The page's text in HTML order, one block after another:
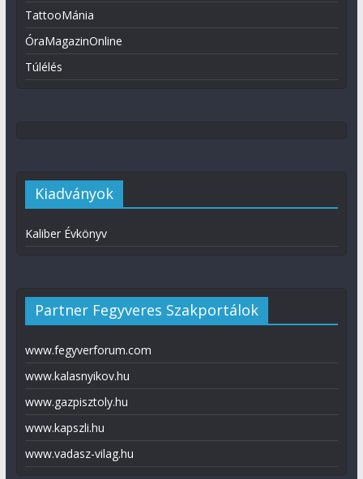
TattooMánia
ÓraMagazinOnline
Túlélés
Kiadványok
Kaliber Évkönyv
Partner Fegyveres Szakportálok
www.fegyverforum.com
www.kalasnyikov.hu
www.gazpisztoly.hu
www.kapszli.hu
www.vadasz-vilag.hu